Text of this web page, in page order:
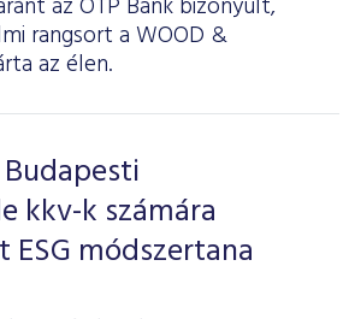
az OTP Bank bizonyult,
rangsort a WOOD &
az élen.
kkv-k számára
módszertana